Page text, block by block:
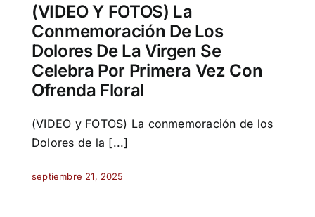
(VIDEO Y FOTOS) La
Conmemoración De Los
Dolores De La Virgen Se
Celebra Por Primera Vez Con
Ofrenda Floral
(VIDEO y FOTOS) La conmemoración de los
Dolores de la [...]
septiembre 21, 2025